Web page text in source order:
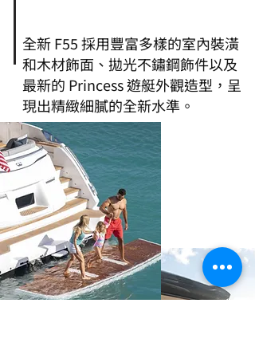
全新 F55 採用豐富多樣的室內裝潢
和木材飾面、拋光不鏽鋼飾件以及
最新的 Princess 遊艇外觀造型，呈
現出精緻細膩的全新水準。